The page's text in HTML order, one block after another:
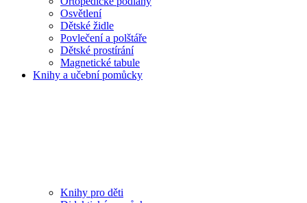
Osvětlení
Dětské židle
Povlečení a polštáře
Dětské prostírání
Magnetické tabule
Knihy a učební pomůcky
Knihy pro děti